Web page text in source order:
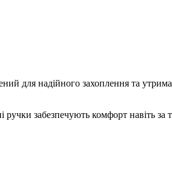
для надійного захоплення та
забезпечують комфорт навіть за